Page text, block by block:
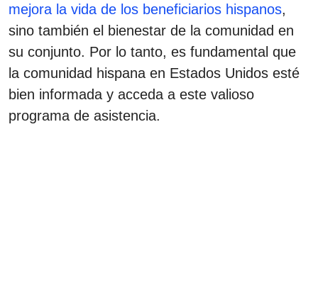
mejora la vida de los beneficiarios hispanos,
sino también el bienestar de la comunidad en
su conjunto. Por lo tanto, es fundamental que
la comunidad hispana en Estados Unidos esté
bien informada y acceda a este valioso
programa de asistencia.